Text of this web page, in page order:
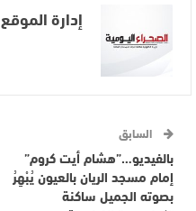
إدارة الموقع
السابق
بالفيديو…”هشام أيت كروم”
إمام مسجد الريان بالعيون يُبْهِرُ
بصوته الجميل ساكنة